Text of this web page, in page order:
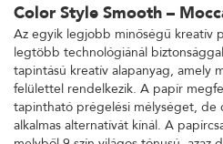
Color Style Smooth –
Az egyik legjobb minőségű kreatív
legtöbb technológiánál
tapintású kreatív alapanyag, amely
felülettel rendelkezik. A papír
tapintható prégelési mélységet, de
alkalmas alternatívát kínál. A